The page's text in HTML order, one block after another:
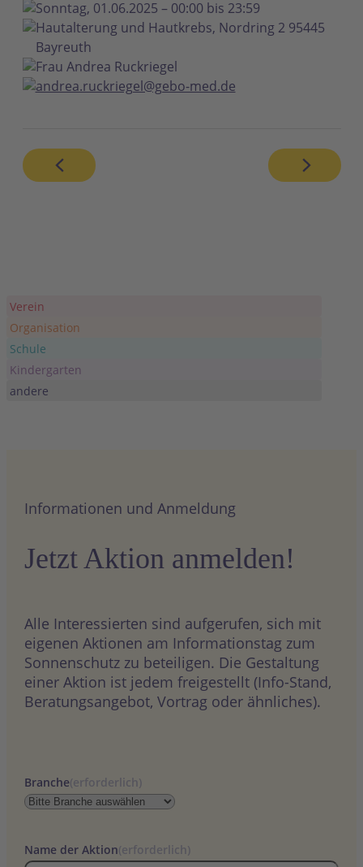
Sonntag, 01.06.2025 – 00:00 bis 23:59
Hautalterung und Hautkrebs, Nordring 2 95445
Bayreuth
Frau Andrea Ruckriegel
andrea.ruckriegel@gebo-med.de
Verein
Organisation
Schule
Kindergarten
andere
Informationen und Anmeldung
Jetzt Aktion anmelden!
Alle Interessierten sind aufgerufen, sich mit
eigenen Aktionen am Informationstag zum
Sonnenschutz zu beteiligen. Die Gestaltung
einer Aktion ist jedem freigestellt (Info-Stand,
Beratungsangebot, Vortrag oder ähnliches).
Branche(erforderlich)
Name der Aktion(erforderlich)